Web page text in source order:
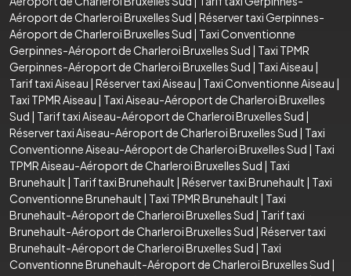
Aéroport de Charleroi Bruxelles Sud | Réserver taxi Gerpinnes-
Aéroport de Charleroi Bruxelles Sud | Taxi Conventionne
Gerpinnes-Aéroport de Charleroi Bruxelles Sud | Taxi TPMR
Gerpinnes-Aéroport de Charleroi Bruxelles Sud | Taxi Aiseau |
Tarif taxi Aiseau | Réserver taxi Aiseau | Taxi Conventionne Aiseau |
Taxi TPMR Aiseau | Taxi Aiseau-Aéroport de Charleroi Bruxelles
Sud | Tarif taxi Aiseau-Aéroport de Charleroi Bruxelles Sud |
Réserver taxi Aiseau-Aéroport de Charleroi Bruxelles Sud | Taxi
Conventionne Aiseau-Aéroport de Charleroi Bruxelles Sud | Taxi
TPMR Aiseau-Aéroport de Charleroi Bruxelles Sud | Taxi
Brunehault | Tarif taxi Brunehault | Réserver taxi Brunehault | Taxi
Conventionne Brunehault | Taxi TPMR Brunehault | Taxi
Brunehault-Aéroport de Charleroi Bruxelles Sud | Tarif taxi
Brunehault-Aéroport de Charleroi Bruxelles Sud | Réserver taxi
Brunehault-Aéroport de Charleroi Bruxelles Sud | Taxi
Conventionne Brunehault-Aéroport de Charleroi Bruxelles Sud |